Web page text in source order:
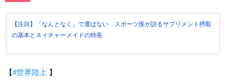
【注目】「なんとなく」で選ばない スポーツ医が語るサプリメント摂取
の基本とネイチャーメイドの特長
【#世界陸上 】